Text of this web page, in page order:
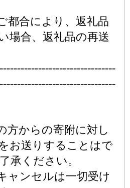
都合により、返礼品
場合、返礼品の再送
方からの寄附に対し
お送りすることはで
承ください。
ャンセルは一切受け